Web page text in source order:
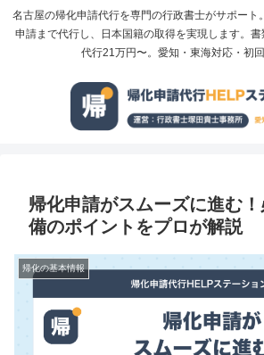
名古屋の帰化申請代行を専門の行政書士がサポート
申請まで代行し、日本国籍の取得を実現します。
代行21万円〜。愛知・東海対応・初回
帰化申請がスムーズに進む
備のポイントをプロが解説
帰化の基本情報